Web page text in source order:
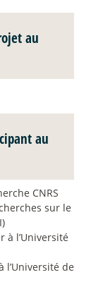
au
au
CNRS
sur le
à l’Université
l’Université de